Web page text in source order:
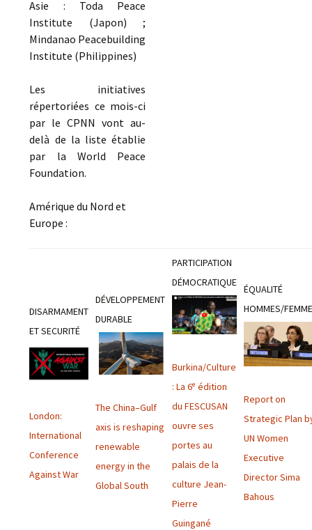
Asie : Toda Peace
Institute (Japon) ;
Mindanao Peacebuilding
Institute (Philippines)
Les initiatives
répertoriées ce mois-ci
par le CPNN vont au-
delà de la liste établie
par la World Peace
Foundation.
Amérique du Nord et
Europe :
DISARMAMENT
ET SECURITÉ
London:
International
Conference
Against War
DÉVELOPPEMENT
DURABLE
The China–Gulf
axis is reshaping
renewable
energy in the
Global South
PARTICIPATION
DÉMOCRATIQUE
Burkina/Culture
: La 6ᵉ édition
du FESCUSAN
ouvre ses
portes au
palais de la
culture Jean-
Pierre
Guingané
ÉQUALITÉ
HOMMES/
Report on
Strategic Plan
UN Women
Executive
Director Sima
Bahous